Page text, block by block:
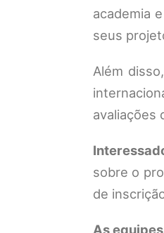
academia
seus
Além
avaliações
sobre o
de
As